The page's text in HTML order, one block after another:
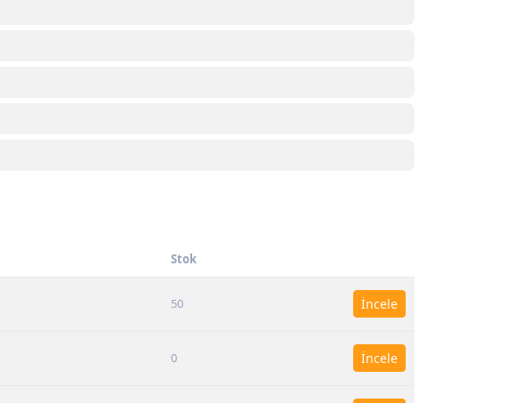
Stok
50 İncele
0 İncele